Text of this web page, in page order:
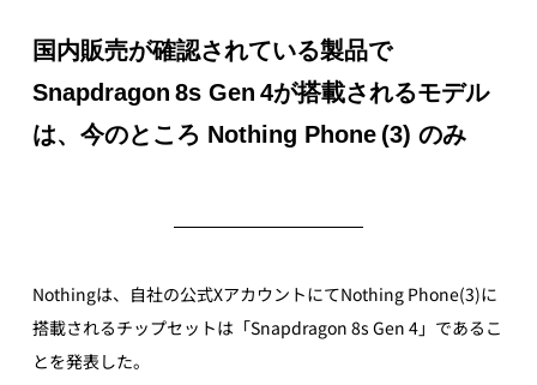
国内販売が確認されている製品で
Snapdragon 8s Gen 4が搭載されるモデル
は、今のところ Nothing Phone (3) のみ
Nothingは、自社の公式XアカウントにてNothing Phone(3)に
搭載されるチップセットは「Snapdragon 8s Gen 4」であるこ
とを発表した。